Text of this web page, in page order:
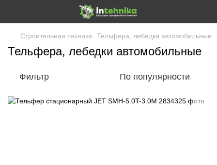
Строительная техника Тельфера, лебедки автомобильные
Тельфера, лебедки автомобильные
Фильтр По популярности